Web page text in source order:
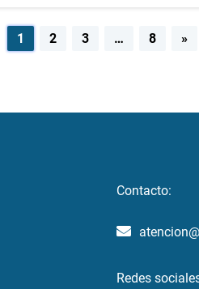
1 2 3 … 8 »
Contacto:
Redes